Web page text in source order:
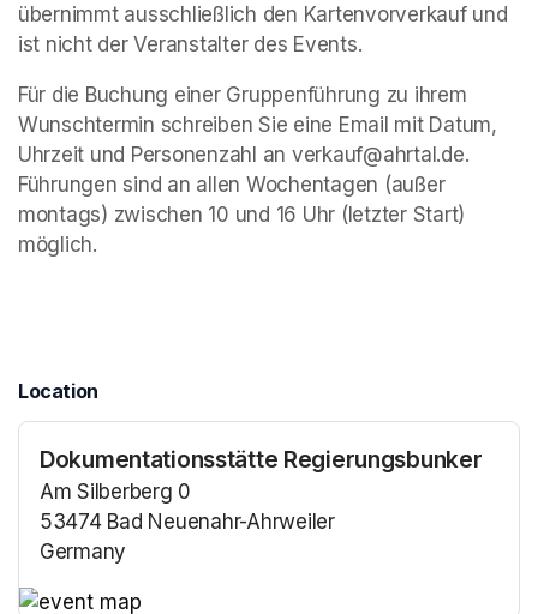
übernimmt ausschließlich den Kartenvorverkauf und
ist nicht der Veranstalter des Events.
Für die Buchung einer Gruppenführung zu ihrem
Wunschtermin schreiben Sie eine Email mit Datum,
Uhrzeit und Personenzahl an verkauf@ahrtal.de.
Führungen sind an allen Wochentagen (außer
montags) zwischen 10 und 16 Uhr (letzter Start)
möglich.
Location
Dokumentationsstätte Regierungsbunker
Am Silberberg 0
53474 Bad Neuenahr-Ahrweiler
Germany